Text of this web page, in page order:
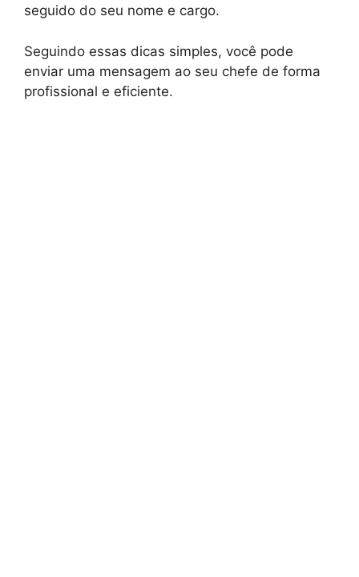
seguido do seu nome e cargo.
Seguindo essas dicas simples, você pode
enviar uma mensagem ao seu chefe de forma
profissional e eficiente.